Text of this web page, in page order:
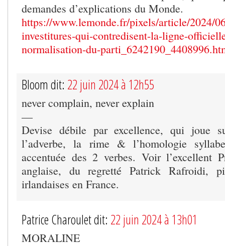
demandes d’explications du Monde.
https://www.lemonde.fr/pixels/article/2024/
investitures-qui-contredisent-la-ligne-
normalisation-du-
Bloom dit: 22 juin 2024 à 12h55
never complain, never explain
—
Devise débile par excellence, qui joue
l’adverbe, la rime & l’homologie
accentuée des 2 verbes. Voir l’excellent
anglaise, du regretté Patrick Rafroidi,
irlandaises en France.
Patrice Charoulet dit: 22 juin 2024 à 13h01
MORALINE